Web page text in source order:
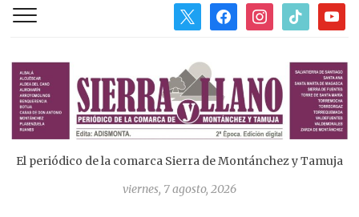
facebookinstagram
tiktok
El periódico de la comarca Sierra de Montánchez y Tamuja
viernes, 7 agosto, 2026